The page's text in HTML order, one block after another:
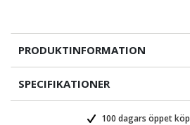
PRODUKTINFORMATION
SPECIFIKATIONER
100 dagars öppet köp